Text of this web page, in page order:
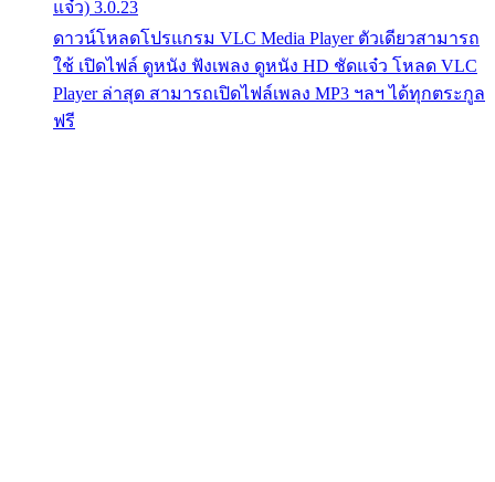
แจ๋ว) 3.0.23
ดาวน์โหลดโปรแกรม VLC Media Player ตัวเดียวสามารถ
ใช้ เปิดไฟล์ ดูหนัง ฟังเพลง ดูหนัง HD ชัดแจ๋ว โหลด VLC
Player ล่าสุด สามารถเปิดไฟล์เพลง MP3 ฯลฯ ได้ทุกตระกูล
ฟรี